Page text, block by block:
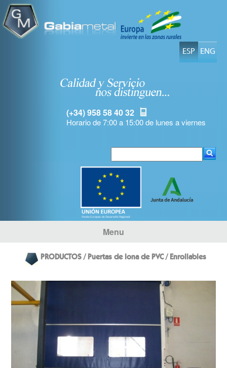
ESP ENG
(+34) 958 58 40 32
Horario de 7:00 a 15:00 de lunes a viernes
Menu
PRODUCTOS / Puertas de lona de PVC / Enrollables